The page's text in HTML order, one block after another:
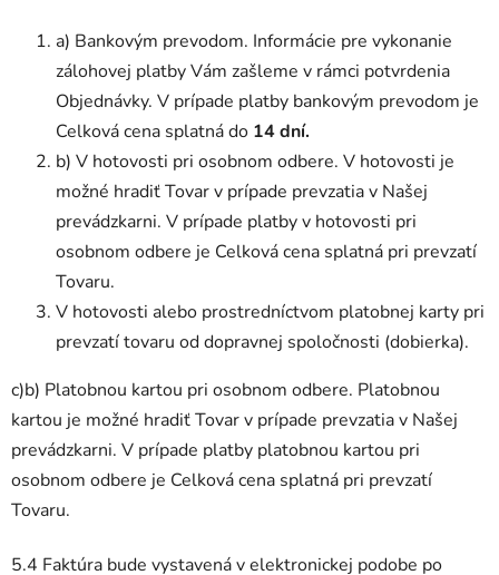
a) Bankovým prevodom. Informácie pre vykonanie
zálohovej platby Vám zašleme v rámci potvrdenia
Objednávky. V prípade platby bankovým prevodom je
Celková cena splatná do 14 dní.
b) V hotovosti pri osobnom odbere. V hotovosti je
možné hradiť Tovar v prípade prevzatia v Našej
prevádzkarni. V prípade platby v hotovosti pri
osobnom odbere je Celková cena splatná pri prevzatí
Tovaru.
V hotovosti alebo prostredníctvom platobnej karty pri
prevzatí tovaru od dopravnej spoločnosti (dobierka).
c)b) Platobnou kartou pri osobnom odbere. Platobnou
kartou je možné hradiť Tovar v prípade prevzatia v Našej
prevádzkarni. V prípade platby platobnou kartou pri
osobnom odbere je Celková cena splatná pri prevzatí
Tovaru.
5.4 Faktúra bude vystavená v elektronickej podobe po